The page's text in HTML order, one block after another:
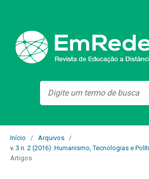
Início / Arquivos
/
v. 3 n. 2 (2016): Humanismo, Tecnologias e
Artigos